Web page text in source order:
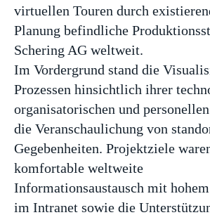
virtuellen Touren durch
Planung befindliche
Schering AG weltweit.
Im Vordergrund stand die
Prozessen hinsichtlich ihrer
organisatorischen und
die Veranschaulichung von
Gegebenheiten. Projektziele
komfortable weltweite
Informationsaustausch mit
im Intranet sowie die